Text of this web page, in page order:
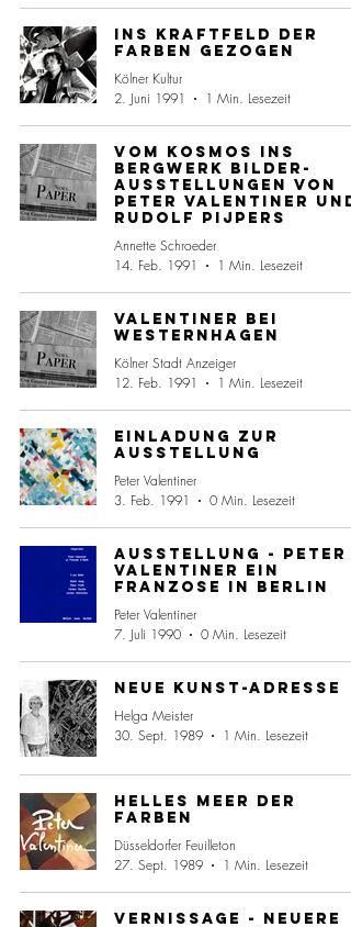
Ins Kraftfeld der
Farben gezogen
Kölner Kultur
2. Juni 1991
1 Min. Lesezeit
Vom Kosmos ins
Bergwerk Bilder-
Ausstellungen von
Peter Valentiner und
Rudolf Pijpers
Annette Schroeder
14. Feb. 1991
1 Min. Lesezeit
Valentiner bei
Westernhagen
Kölner Stadt Anzeiger
12. Feb. 1991
1 Min. Lesezeit
Einladung zur
Ausstellung
Peter Valentiner
3. Feb. 1991
0 Min. Lesezeit
Ausstellung - Peter
Valentiner ein
Franzose in Berlin
Peter Valentiner
7. Juli 1990
0 Min. Lesezeit
Neue Kunst-Adresse
Helga Meister
30. Sept. 1989
1 Min. Lesezeit
Helles Meer der
Farben
Düsseldorfer Feuilleton
27. Sept. 1989
1 Min. Lesezeit
Vernissage - Neuere